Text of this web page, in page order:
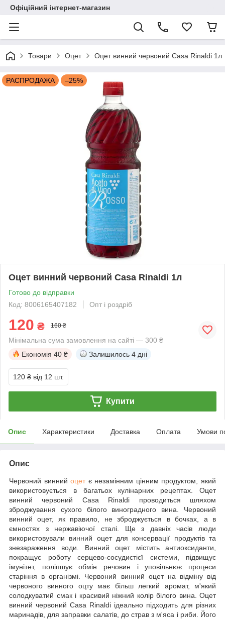
Офіційний інтернет-магазин
Товари Оцет Оцет винний червоний Casa Rinaldi 1л
РАСПРОДАЖА –25%
Оцет винний червоний Casa Rinaldi 1л
Готово до відправки
Код: 8006165407182
Опт і роздріб
120 ₴ 160 ₴
Мінімальна сума замовлення на сайті — 300 ₴
Економія 40 ₴ Залишилось 4 дні
120 ₴ від 12 шт.
Купити
Опис Характеристики Доставка Оплата Умови
Опис
Червоний виннийоцетє незамінним цінним продуктом, який
використовується в багатьох кулінарних рецептах. Оцет
винний червоний Casa Rinaldi проводиться шляхом
зброджування сухого білого виноградного вина. Червоний
винний оцет, як правило, не зброджується в бочках, а в
ємностях з нержавіючої сталі. Ще з давніх часів люди
використовували винний оцет для консервації продуктів та
знезараження води. Винний оцет містить антиоксиданти,
покращує роботу серцево-сосудистієї системи, підвищує
імунітет, поліпшує обмін речовин і уповільнює процеси
старіння в організмі. Червоний винний оцет на відміну від
червоного винного оцту має більш легкий аромат, м'який
солодкуватий смак і красивий ніжний колір білого вина. Оцет
винний червоний Casa Rinaldi ідеально підходить для різних
маринадів, для заправки салатів, до страв з м'яса і риби. Його